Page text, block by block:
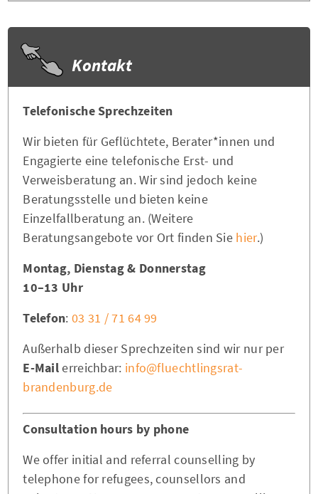
Kontakt
Telefonische Sprechzeiten
Wir bieten für Geflüchtete, Berater*innen und
Engagierte eine telefonische Erst- und
Verweisberatung an. Wir sind jedoch keine
Beratungsstelle und bieten keine
Einzelfallberatung an. (Weitere
Beratungsangebote vor Ort finden Sie hier.)
Montag, Dienstag & Donnerstag
10–13 Uhr
Telefon: 03 31 / 71 64 99
Außerhalb dieser Sprechzeiten sind wir nur per
E-Mailerreichbar: info@fluechtlingsrat-
brandenburg.de
Consultation hours by phone
We offer initial and referral counselling by
telephone for refugees, counsellors and